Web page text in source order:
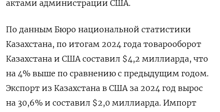
актами администрации США.
По данным Бюро национальной статистики
Казахстана, по итогам 2024 года товарооборот
Казахстана и США составил $4,2 миллиарда, что
на 4% выше по сравнению с предыдущим годом.
Экспорт из Казахстана в США за 2024 год вырос
на 30,6% и составил $2,0 миллиарда. Импорт